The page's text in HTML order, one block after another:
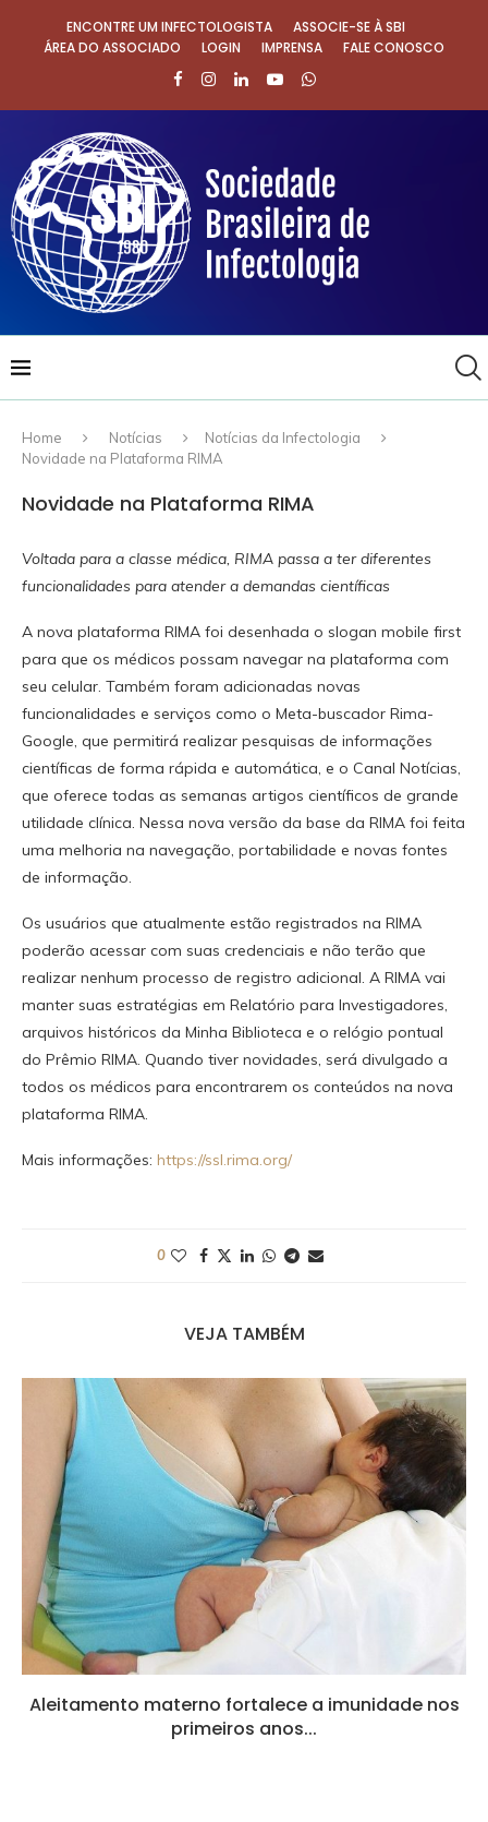
ENCONTRE UM INFECTOLOGISTA
ASSOCIE-SE À SBI
ÁREA DO ASSOCIADO
LOGIN IMPRENSA FALE CONOSCO
Home Notícias
Notícias da Infectologia
Novidade na Plataforma RIMA
Novidade na Plataforma RIMA
Voltada para a classe médica, RIMA passa a ter diferentes
funcionalidades para atender a demandas científicas
A nova plataforma RIMA foi desenhada o slogan mobile first
para que os médicos possam navegar na plataforma com
seu celular. Também foram adicionadas novas
funcionalidades e serviços como o Meta-buscador Rima-
Google, que permitirá realizar pesquisas de informações
científicas de forma rápida e automática, e o Canal Notícias,
que oferece todas as semanas artigos científicos de grande
utilidade clínica. Nessa nova versão da base da RIMA foi feita
uma melhoria na navegação, portabilidade e novas fontes
de informação.
Os usuários que atualmente estão registrados na RIMA
poderão acessar com suas credenciais e não terão que
realizar nenhum processo de registro adicional. A RIMA vai
manter suas estratégias em Relatório para Investigadores,
arquivos históricos da Minha Biblioteca e o relógio pontual
do Prêmio RIMA. Quando tiver novidades, será divulgado a
todos os médicos para encontrarem os conteúdos na nova
plataforma RIMA.
Mais informações: https://ssl.rima.org/
0
VEJA TAMBÉM
Aleitamento materno fortalece a imunidade nos
primeiros anos...